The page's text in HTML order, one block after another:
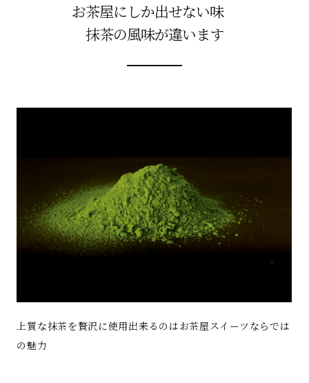
お茶屋にしか出せない味
抹茶の風味が違います
上質な抹茶を贅沢に使用出来るのはお茶屋スイーツならでは
の魅力